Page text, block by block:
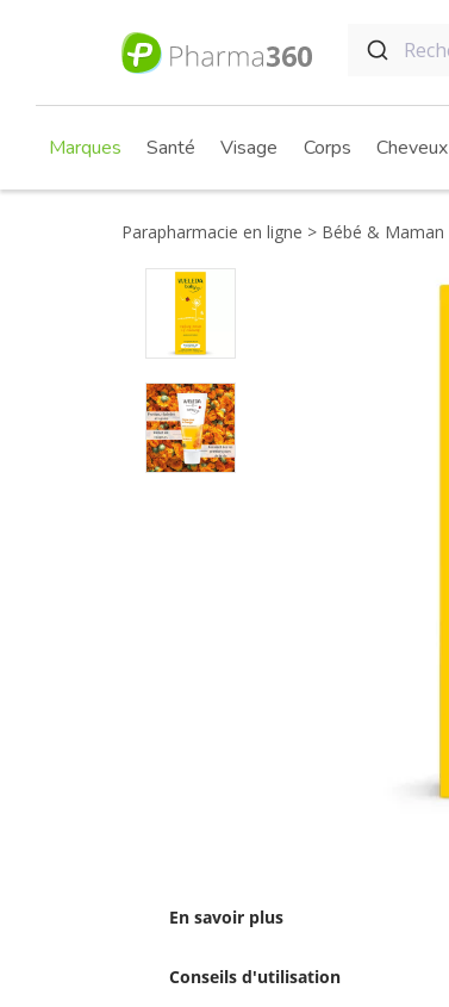
Marques Santé Visage Corps Cheveux
Parapharmacie en ligne Bébé & Maman
En savoir plus
Conseils d'utilisation